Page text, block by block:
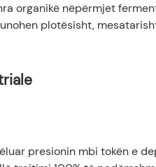
organikë nëpërmjet
plotësisht,
presionin mbi tokën e